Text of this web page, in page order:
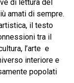
di lettura del
amati di sempre.
il testo
tra il
l’arte e
interiore e
popolati